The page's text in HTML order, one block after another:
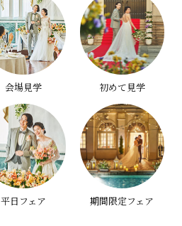
会場見学 初めて見学
平日フェア 期間限定フェア